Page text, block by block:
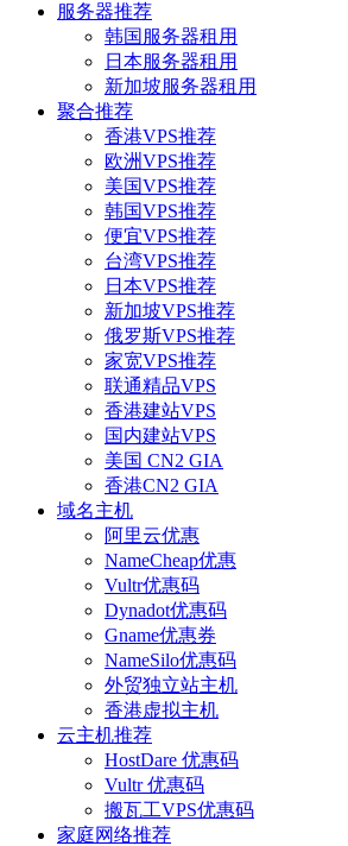
服务器推荐
韩国服务器租用
日本服务器租用
新加坡服务器租用
聚合推荐
香港VPS推荐
欧洲VPS推荐
美国VPS推荐
韩国VPS推荐
便宜VPS推荐
台湾VPS推荐
日本VPS推荐
新加坡VPS推荐
俄罗斯VPS推荐
家宽VPS推荐
联通精品VPS
香港建站VPS
国内建站VPS
美国 CN2 GIA
香港CN2 GIA
域名主机
阿里云优惠
NameCheap优惠
Vultr优惠码
Dynadot优惠码
Gname优惠券
NameSilo优惠码
外贸独立站主机
香港虚拟主机
云主机推荐
HostDare 优惠码
Vultr 优惠码
搬瓦工VPS优惠码
家庭网络推荐